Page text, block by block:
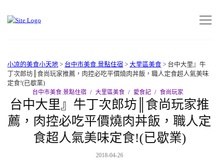
小凉的美食小天地 > 台中市美食.景點住宿 > 大里區美食 > 台中大里』牛
丁次郎坊║食尚玩家推薦，肉控必吃平價燒肉丼飯，職人定食超人氣美味
定食!(已歇業)
台中市美食.景點住宿 大里區美食 愛食記 食尚玩家
台中大里』牛丁次郎坊║食尚玩家推
薦，肉控必吃平價燒肉丼飯，職人定
食超人氣美味定食!(已歇業)
2018-04-26